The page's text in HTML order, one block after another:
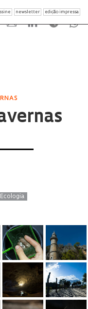
newsletter edição impressa
Ecologia